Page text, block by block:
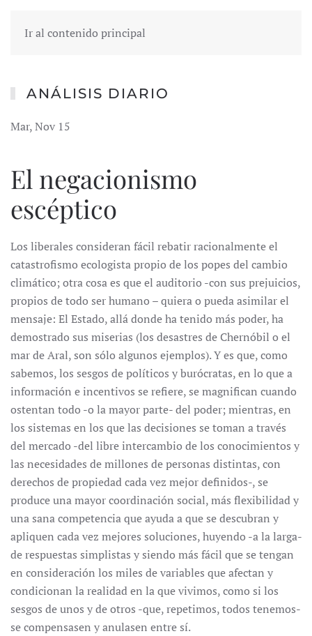
Ir al contenido principal
ANÁLISIS DIARIO
Mar, Nov 15
El negacionismo
escéptico
Los liberales consideran fácil rebatir racionalmente el
catastrofismo ecologista propio de los popes del cambio
climático; otra cosa es que el auditorio -con sus prejuicios,
propios de todo ser humano – quiera o pueda asimilar el
mensaje: El Estado, allá donde ha tenido más poder, ha
demostrado sus miserias (los desastres de Chernóbil o el
mar de Aral, son sólo algunos ejemplos). Y es que, como
sabemos, los sesgos de políticos y burócratas, en lo que a
información e incentivos se refiere, se magnifican cuando
ostentan todo -o la mayor parte- del poder; mientras, en
los sistemas en los que las decisiones se toman a través
del mercado -del libre intercambio de los conocimientos y
las necesidades de millones de personas distintas, con
derechos de propiedad cada vez mejor definidos-, se
produce una mayor coordinación social, más flexibilidad y
una sana competencia que ayuda a que se descubran y
apliquen cada vez mejores soluciones, huyendo -a la larga-
de respuestas simplistas y siendo más fácil que se tengan
en consideración los miles de variables que afectan y
condicionan la realidad en la que vivimos, como si los
sesgos de unos y de otros -que, repetimos, todos tenemos-
se compensasen y anulasen entre sí.